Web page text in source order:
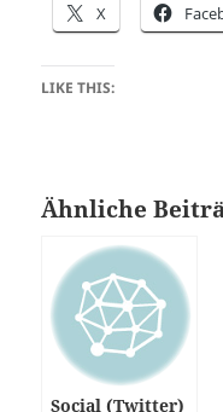
X
LIKE THIS:
Ähnliche
Social (Twitter)